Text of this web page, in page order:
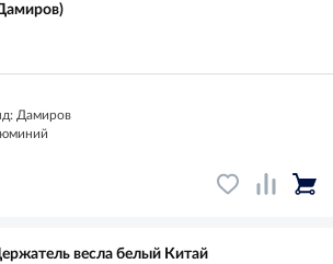
Дамиров
весла белый Китай